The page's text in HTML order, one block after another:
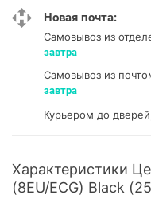
Новая почта:
Самовывоз из
завтра
Самовывоз из
завтра
Курьером до
Характеристики
(8EU/ECG) Black